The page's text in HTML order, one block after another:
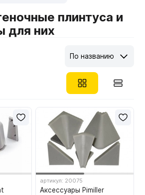
плинтуса и
для них
По названию
артикул: 20075
Аксессуары Pimiller